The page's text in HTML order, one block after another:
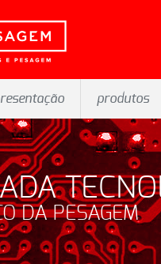
produtos
DA PESAGEM